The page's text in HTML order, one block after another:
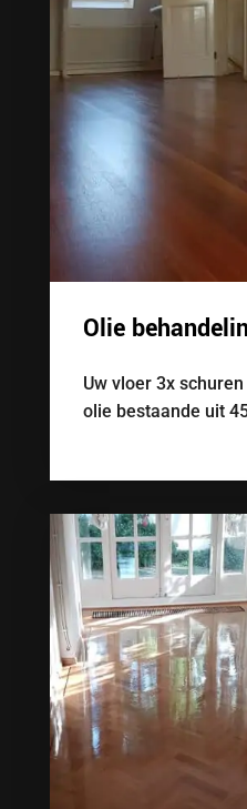
Olie
Uw vloer 3x
olie bestaande uit